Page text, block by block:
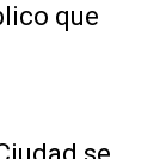
que